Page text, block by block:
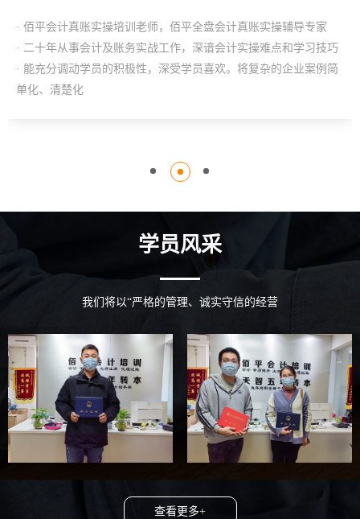
· 佰平会计真账实操培训老师，佰平全盘会计真账实操辅导专家
· 二十年从事会计及账务实战工作，深谙会计实操难点和学习技巧
· 能充分调动学员的积极性，深受学员喜欢。将复杂的企业案例简
单化、清楚化
学员风采
我们将以“严格的管理、诚实守信的经营
查看更多+